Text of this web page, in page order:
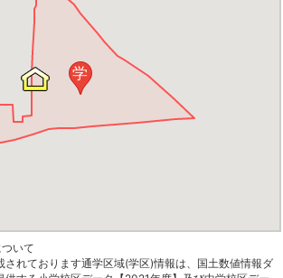
学
いて
されております通学区域(学区)情報は、国土数値情報ダ